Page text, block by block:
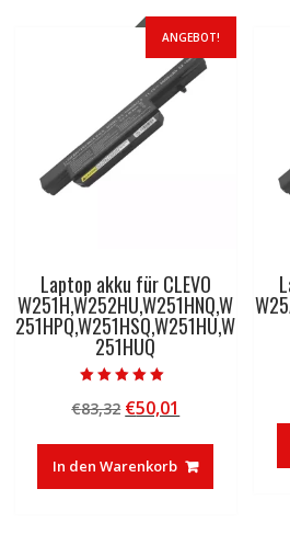
ANGEBOT!
Laptop akku für CLEVO
W251H,W252HU,W251HNQ,W
251HPQ,W251HSQ,W251HU,W
251HUQ
5.00
von 5
€83,32 Ursprünglicher
war:
€83,32
€50,01
ist:
€50,01.
In den Warenkorb